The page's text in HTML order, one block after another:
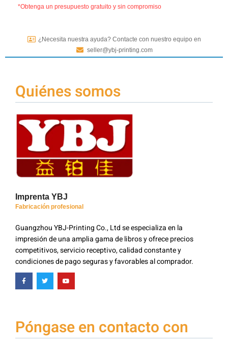
*Obtenga un presupuesto gratuito y sin compromiso
¿Necesita nuestra ayuda? Contacte con nuestro equipo en
seller@ybj-printing.com
Quiénes somos
Imprenta YBJ
Fabricación profesional
Guangzhou YBJ-Printing Co., Ltd se especializa en la
impresión de una amplia gama de libros y ofrece precios
competitivos, servicio receptivo, calidad constante y
condiciones de pago seguras y favorables al comprador.
Póngase en contacto con